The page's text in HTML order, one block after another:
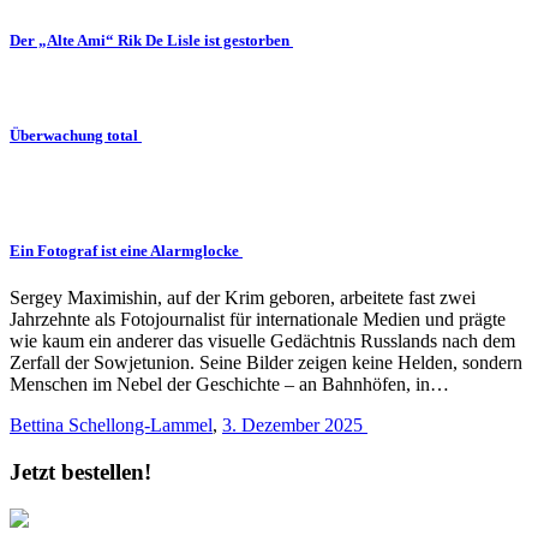
Der „Alte Ami“ Rik De Lisle ist gestorben
Überwachung total
Ein Fotograf ist eine Alarmglocke
Sergey Maximishin, auf der Krim geboren, arbeitete fast zwei
Jahrzehnte als Fotojournalist für internationale Medien und prägte
wie kaum ein anderer das visuelle Gedächtnis Russlands nach dem
Zerfall der Sowjetunion. Seine Bilder zeigen keine Helden, sondern
Menschen im Nebel der Geschichte – an Bahnhöfen, in…
Bettina Schellong-Lammel, 3. Dezember 2025
Jetzt bestellen!